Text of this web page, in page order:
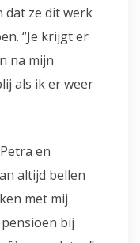
dat ze dit werk
“Je krijgt er
na mijn
als ik er weer
en
altijd bellen
met mij
bij